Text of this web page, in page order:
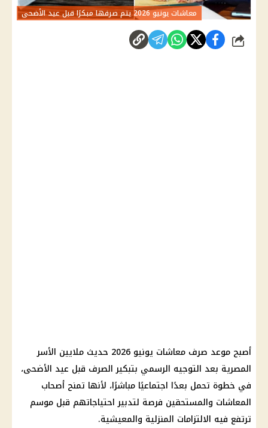
معاشات يونيو 2026 يتم صرفها مبكرًا قبل عيد الأضحى
شارك
أصبح موعد صرف معاشات يونيو 2026 حديث ملايين الأسر
المصرية بعد التوجيه الرسمي بتبكير الصرف قبل عيد الأضحى،
في خطوة تحمل بعدًا اجتماعيًا مباشرًا، لأنها تمنح أصحاب
المعاشات والمستحقين فرصة لتدبير احتياجاتهم قبل موسم
ترتفع فيه الالتزامات المنزلية والمعيشية.